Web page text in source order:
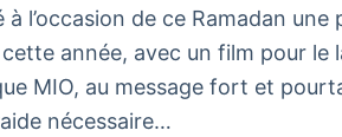
à l’occasion de ce Ramadan
année, avec un film pour le
MIO, au message fort et
nécessaire…